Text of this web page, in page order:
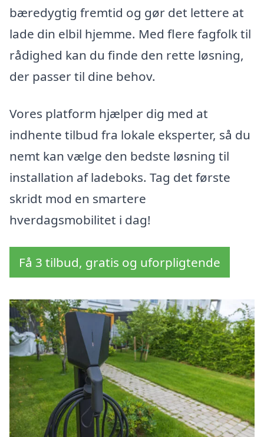
bæredygtig fremtid og gør det lettere at
lade din elbil hjemme. Med flere fagfolk til
rådighed kan du finde den rette løsning,
der passer til dine behov.
Vores platform hjælper dig med at
indhente tilbud fra lokale eksperter, så du
nemt kan vælge den bedste løsning til
installation af ladeboks. Tag det første
skridt mod en smartere
hverdagsmobilitet i dag!
Få 3 tilbud, gratis og uforpligtende